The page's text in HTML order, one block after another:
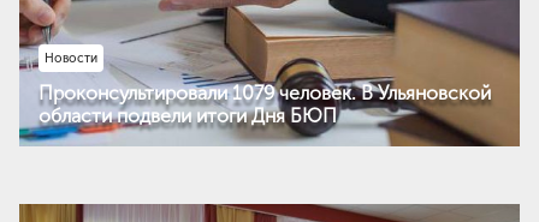
Новости
Проконсультировали 1079 человек. В Ульяновской
области подвели итоги Дня БЮП